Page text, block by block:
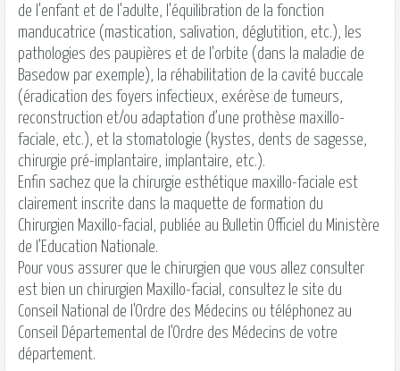
de l'enfant et de l'adulte, l'équilibration de la fonction
manducatrice (mastication, salivation, déglutition, etc.), les
pathologies des paupières et de l'orbite (dans la maladie de
Basedow par exemple), la réhabilitation de la cavité buccale
(éradication des foyers infectieux, exérèse de tumeurs,
reconstruction et/ou adaptation d’une prothèse maxillo-
faciale, etc.), et la stomatologie (kystes, dents de sagesse,
chirurgie pré-implantaire, implantaire, etc.).
Enfin sachez que la chirurgie esthétique maxillo-faciale est
clairement inscrite dans la maquette de formation du
Chirurgien Maxillo-facial, publiée au Bulletin Officiel du Ministère
de l'Education Nationale.
Pour vous assurer que le chirurgien que vous allez consulter
est bien un chirurgien Maxillo-facial , consultez le site du
Conseil National de l'Ordre des Médecins ou téléphonez au
Conseil Départemental de l'Ordre des Médecins de votre
département.